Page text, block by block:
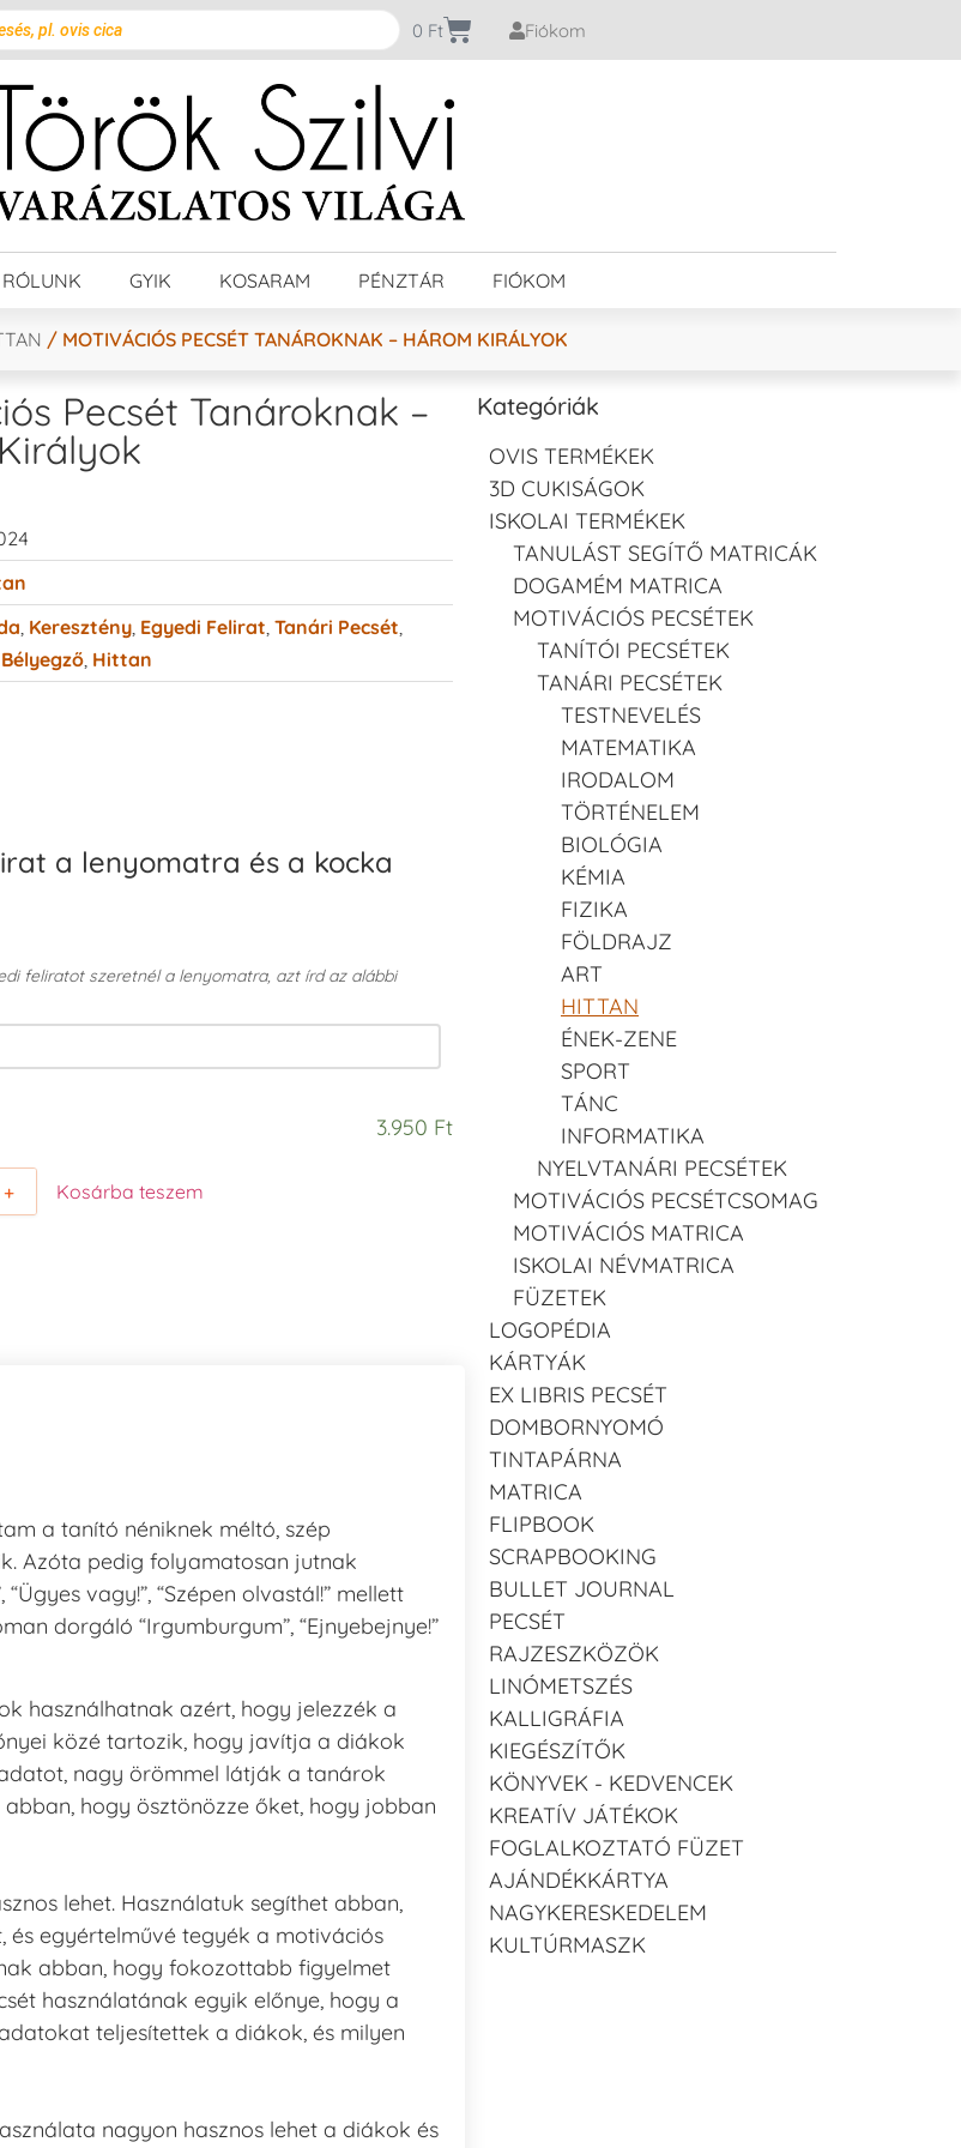
0 Ft Fiókom
RÓLUNK GYIK KOSARAM PÉNZTÁR FIÓKOM
/ MOTIVÁCIÓS PECSÉT TANÁROKNAK – HÁROM KIRÁLYOK
Pecsét Tanároknak –
Keresztény, Egyedi Felirat Tanári Pecsét
Bélyegző, Hittan
a lenyomatra és a kocka
feliratot szeretnél a lenyomatra, azt írd az alábbi
3.950 Ft
+ Kosárba teszem
a tanító néniknek méltó, szép
Azóta pedig folyamatosan jutnak
vagy!”, “Szépen olvastál!” mellett
dorgáló “Irgumburgum”, “Ejnyebejnye!”
használhatnak azért, hogy jelezzék a
közé tartozik, hogy javítja a diákok
nagy örömmel látják a tanárok
hogy ösztönözze őket, hogy jobban
lehet. Használatuk segíthet abban,
egyértelművé tegyék a motivációs
abban, hogy fokozottabb figyelmet
használatának egyik előnye, hogy a
teljesítettek a diákok, és milyen
nagyon hasznos lehet a diákok és
Kategóriák
OVIS TERMÉKEK
3D CUKISÁGOK
ISKOLAI TERMÉKEK
TANULÁST SEGÍTŐ MATRICÁK
DOGAMÉM MATRICA
MOTIVÁCIÓS PECSÉTEK
TANÍTÓI PECSÉTEK
TANÁRI PECSÉTEK
TESTNEVELÉS
MATEMATIKA
IRODALOM
TÖRTÉNELEM
BIOLÓGIA
KÉMIA
FIZIKA
FÖLDRAJZ
ART
HITTAN
ÉNEK-ZENE
SPORT
TÁNC
INFORMATIKA
NYELVTANÁRI PECSÉTEK
MOTIVÁCIÓS PECSÉTCSOMAG
MOTIVÁCIÓS MATRICA
ISKOLAI NÉVMATRICA
FÜZETEK
LOGOPÉDIA
KÁRTYÁK
EX LIBRIS PECSÉT
DOMBORNYOMÓ
TINTAPÁRNA
MATRICA
FLIPBOOK
SCRAPBOOKING
BULLET JOURNAL
PECSÉT
RAJZESZKÖZÖK
LINÓMETSZÉS
KALLIGRÁFIA
KIEGÉSZÍTŐK
KÖNYVEK - KEDVENCEK
KREATÍV JÁTÉKOK
FOGLALKOZTATÓ FÜZET
AJÁNDÉKKÁRTYA
NAGYKERESKEDELEM
KULTÚRMASZK